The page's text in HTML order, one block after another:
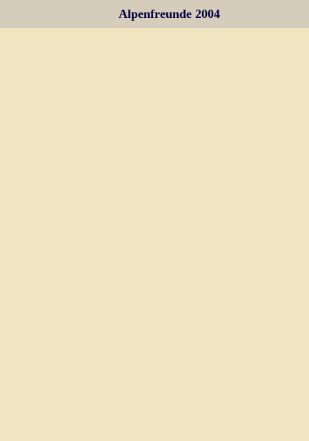
Alpenfreunde 2004